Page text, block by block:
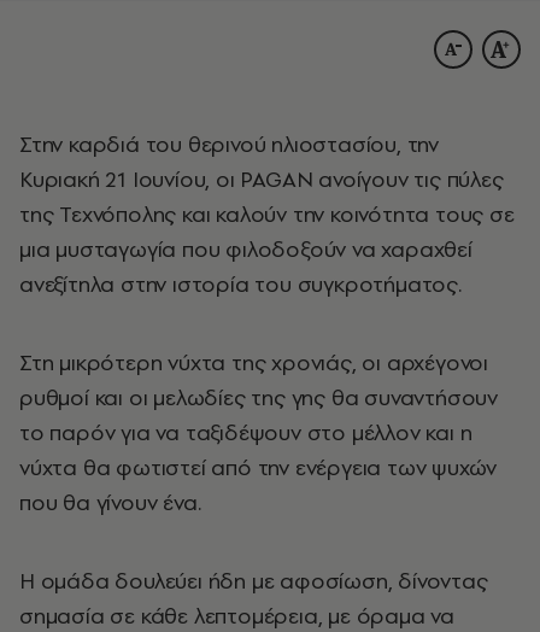
Στην καρδιά του θερινού ηλιοστασίου, την
Κυριακή 21 Ιουνίου, οι PAGAN ανοίγουν τις πύλες
της Τεχνόπολης και καλούν την κοινότητα τους σε
μια μυσταγωγία που φιλοδοξούν να χαραχθεί
ανεξίτηλα στην ιστορία του συγκροτήματος.
Στη μικρότερη νύχτα της χρονιάς, οι αρχέγονοι
ρυθμοί και οι μελωδίες της γης θα συναντήσουν
το παρόν για να ταξιδέψουν στο μέλλον και η
νύχτα θα φωτιστεί από την ενέργεια των ψυχών
που θα γίνουν ένα.
H ομάδα δουλεύει ήδη με αφοσίωση, δίνοντας
σημασία σε κάθε λεπτομέρεια, με όραμα να